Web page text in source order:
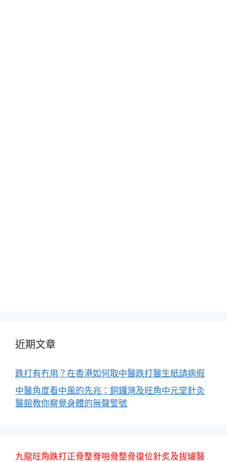
近期文章
跌打有冇用？在香港如何取中醫跌打醫生紙請病假
中醫角度看中風的先兆：銅鑼灣及旺角中元堂針灸
醫館教你察覺身體的無聲警號
九龍旺角跌打正骨整脊啪骨整骨復位針炙及拔罐醫